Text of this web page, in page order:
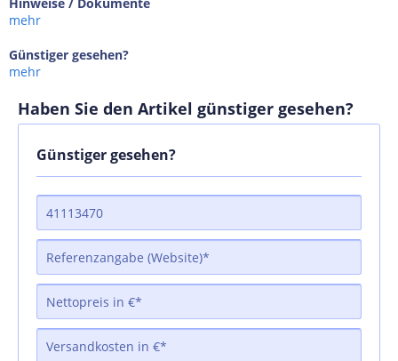
mehr
Günstiger gesehen?
mehr
Haben Sie den Artikel günstiger gesehen?
Günstiger gesehen?